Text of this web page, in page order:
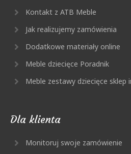
Kontakt z ATB Meble
Jak realizujemy zamówienia
Dodatkowe materiały online
Meble dziecięce Poradnik
Meble zestawy dziecięce sklep
Dla klienta
Monitoruj swoje zamówienie